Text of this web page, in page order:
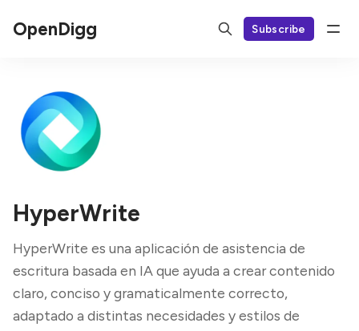
OpenDigg Subscribe
HyperWrite
HyperWrite es una aplicación de asistencia de
escritura basada en IA que ayuda a crear contenido
claro, conciso y gramaticalmente correcto,
adaptado a distintas necesidades y estilos de